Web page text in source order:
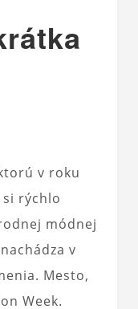
v roku
rýchlo
módnej
v
Mesto,
Week.